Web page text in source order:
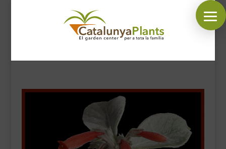
SÍGUENOS EN:
INICIO
COMPLEMENTOS JARDÍN